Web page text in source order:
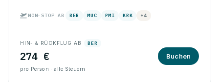
NON-STOP AB BER MUC PMI KRK +4
HIN- & RÜCKFLUG AB BER
274 €
pro Person · alle Steuern
Buchen